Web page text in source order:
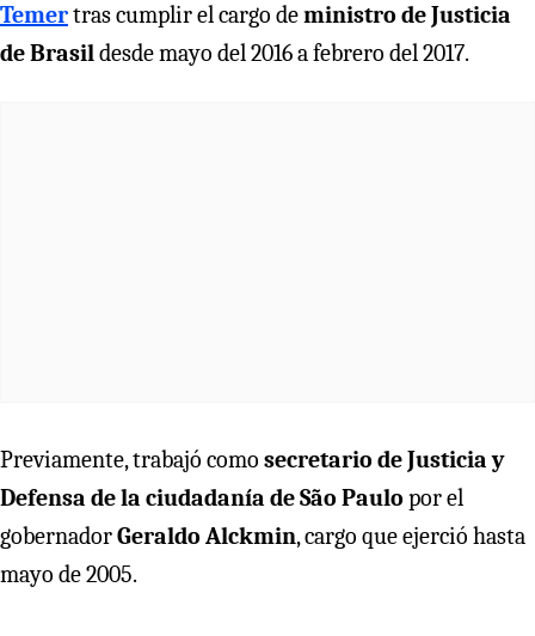
Temertras cumplir el cargo deministro de Justicia
de Brasildesde mayo del 2016 a febrero del 2017.
Previamente, trabajó como secretario de Justicia y
Defensa de la ciudadanía de São Paulo por el
gobernadorGeraldo Alckmin, cargo que ejerció hasta
mayo de 2005.